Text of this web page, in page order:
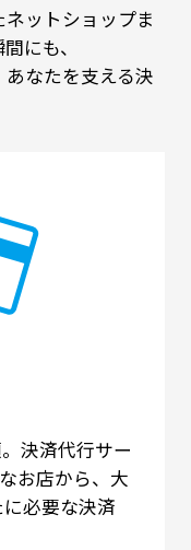
ットショップま
にも、
なたを支える決
決済代行サー
お店から、大
必要な決済